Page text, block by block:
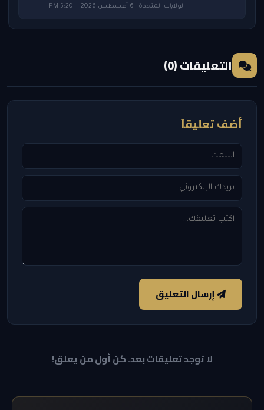
الولايات المتحدة · 6 أغسطس 2026 — 5:20 PM
التعليقات (0)
أضف تعليقاً
إرسال التعليق
لا توجد تعليقات بعد. كن أول من يعلق!